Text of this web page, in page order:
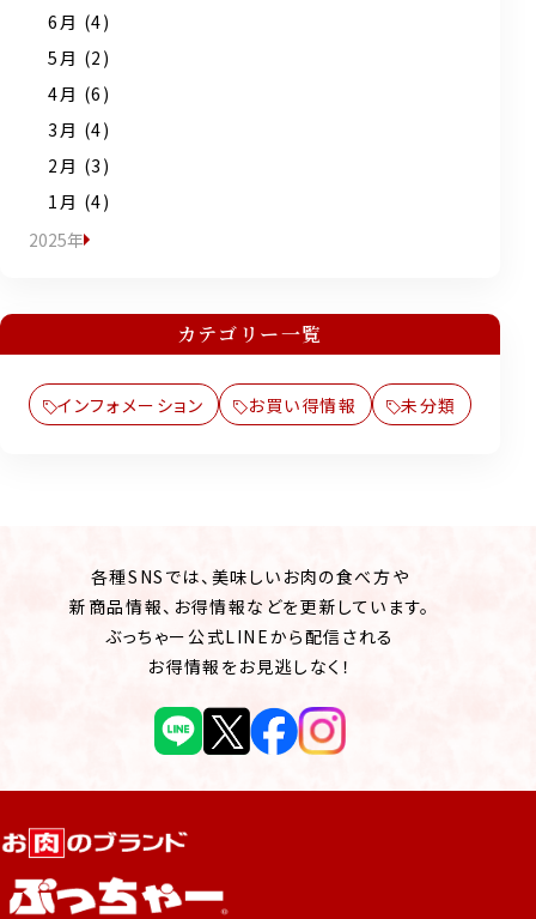
6月 (4)
5月 (2)
4月 (6)
3月 (4)
2月 (3)
1月 (4)
2025年
カテゴリー一覧
インフォメーション お買い得情報 未分類
各種SNSでは、美味しいお肉の食べ方や
新商品情報、お得情報などを更新しています。
ぶっちゃー公式LINEから配信される
お得情報をお見逃しなく！